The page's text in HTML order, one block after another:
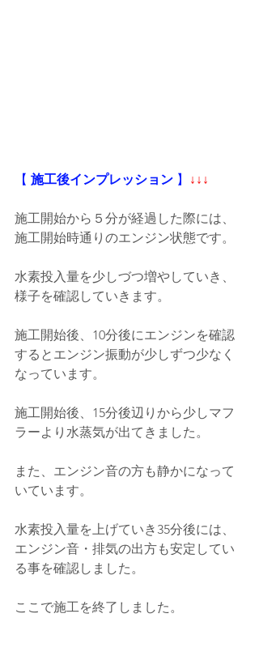
【 施工後インプレッション 】 ↓↓↓
施工開始から５分が経過した際には、
施工開始時通りのエンジン状態です。
水素投入量を少しづつ増やしていき、
様子を確認していきます。
施工開始後、10分後にエンジンを確認
するとエンジン振動が少しずつ少なく
なっています。
施工開始後、15分後辺りから少しマフ
ラーより水蒸気が出てきました。
また、エンジン音の方も静かになって
いています。
水素投入量を上げていき35分後には、
エンジン音・排気の出方も安定してい
る事を確認しました。
ここで施工を終了しました。